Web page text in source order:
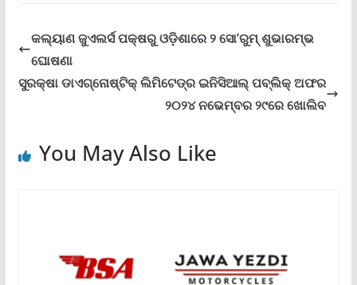
କଲ୍ୟାଣ ଜୁଏଲର୍ସ ପକ୍ଷରୁ ଓଡ଼ିଶାରେ ୨ ସୋ’ରୁମ୍ ଶୁଭାରମ୍ଭ
ଘୋଷଣା
ସୁରକ୍ଷା ଡାଏଗ୍ନୋଷ୍ଟିକ୍ ଲିମିଟେଡ୍‌ର ଇନିସିଆଲ୍ ପବ୍ଲିକ୍ ଅଫର
୨୦୨୪ ନଭେମ୍ବର ୨୯ରେ ଖୋଲିବ
You May Also Like